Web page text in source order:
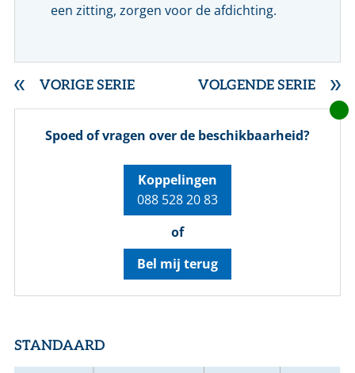
een zitting, zorgen voor de afdichting.
VORIGE SERIE VOLGENDE SERIE
Spoed of vragen over de beschikbaarheid?
Koppelingen
088 528 20 83
of
Bel mij terug
STANDAARD